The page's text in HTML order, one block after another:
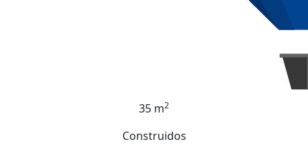
35 m2
Construidos